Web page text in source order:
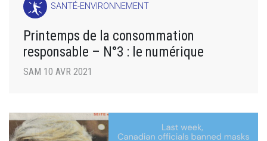
SANTÉ-ENVIRONNEMENT
Printemps de la consommation
responsable – N°3 : le numérique
SAM 10 AVR 2021